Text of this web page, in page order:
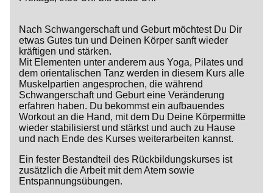
Nach Schwangerschaft und Geburt möchtest Du Dir
etwas Gutes tun und Deinen Körper sanft wieder
kräftigen und stärken.
Mit Elementen unter anderem aus Yoga, Pilates und
dem orientalischen Tanz werden in diesem Kurs alle
Muskelpartien angesprochen, die während
Schwangerschaft und Geburt eine Veränderung
erfahren haben. Du bekommst ein aufbauendes
Workout an die Hand, mit dem Du Deine Körpermitte
wieder stabilisierst und stärkst und auch zu Hause
und nach Ende des Kurses weiterarbeiten kannst.
Ein fester Bestandteil des Rückbildungskurses ist
zusätzlich die Arbeit mit dem Atem sowie
Entspannungsübungen.